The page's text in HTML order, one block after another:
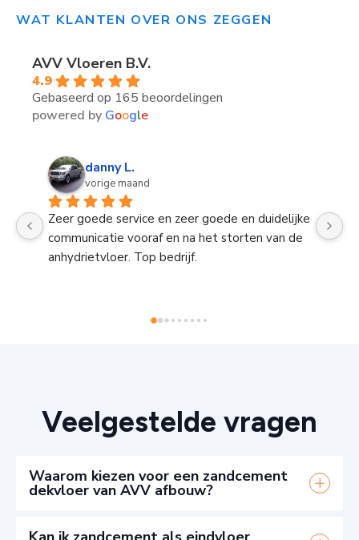
WAT KLANTEN OVER ONS ZEGGEN
AVV Vloeren B.V.
4.9
Gebaseerd op 165 beoordelingen
powered by Google
danny L.
vorige maand
Zeer goede service en zeer goede en duidelijke
communicatie vooraf en na het storten van de
anhydrietvloer. Top bedrijf.
Veelgestelde vragen
Waarom kiezen voor een zandcement
dekvloer van AVV afbouw?